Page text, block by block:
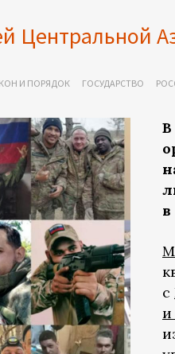
Центральной
И ПОРЯДОК ГОСУДАРСТВО
В
с
и